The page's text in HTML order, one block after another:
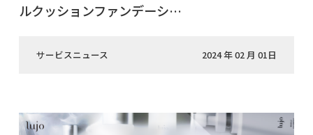
ルクッションファンデーシ…
サービスニュース 2024 年 02 月 01日